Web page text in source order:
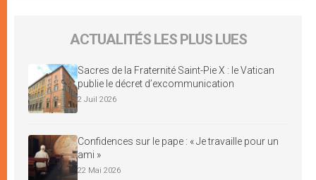
ACTUALITÉS LES PLUS LUES
Sacres de la Fraternité Saint-Pie X : le Vatican
publie le décret d’excommunication
2 Juil 2026
Confidences sur le pape : « Je travaille pour un
ami »
22 Mai 2026